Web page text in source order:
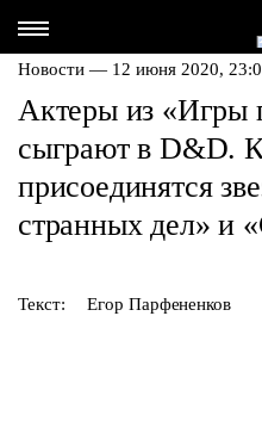
Новости — 12 июня 2020,
Актеры из «Игры
сыграют в D&D.
присоединятся
странных дел» и
Текст: Егор Парфененков